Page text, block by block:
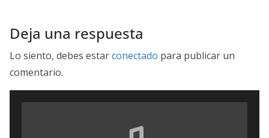
Deja una respuesta
Lo siento, debes estarconectado para publicar un
comentario.